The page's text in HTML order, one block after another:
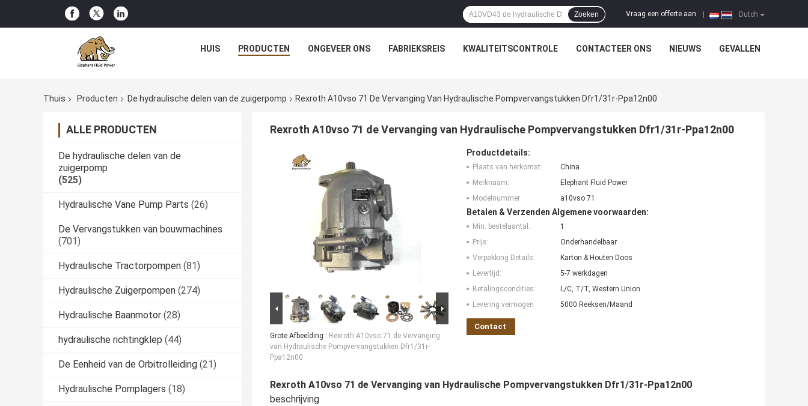
Dutch
Vraag een offerte aan
Zoeken
HUIS PRODUCTEN ONGEVEER ONS FABRIEKSREIS KWALITEITSCONTROLE CONTACTEER ONS NIEUWS GEVALLEN
Thuis Producten De hydraulische delen van de zuigerpomp Rexroth A10vso 71 De Vervanging Van Hydraulische Pompvervangstukken Dfr1/31r-Ppa12n00
ALLE PRODUCTEN
De hydraulische delen van de
zuigerpomp
(525)
Hydraulische Vane Pump Parts (26)
De Vervangstukken van bouwmachines
(701)
Hydraulische Tractorpompen (81)
Hydraulische Zuigerpompen (274)
Hydraulische Baanmotor (28)
hydraulische richtingklep (44)
De Eenheid van de Orbitrolleiding (21)
Hydraulische Pomplagers (18)
Rexroth A10vso 71 de Vervanging van Hydraulische Pompvervangstukken Dfr1/31r-Ppa12n00
Grote Afbeelding : Rexroth A10vso 71 de Vervanging
van Hydraulische Pompvervangstukken Dfr1/31r-
Ppa12n00
Productdetails:
Plaats van herkomst:
China
Merknaam:
Elephant Fluid Power
Modelnummer:
a10vso 71
Betalen & Verzenden Algemene voorwaarden:
Min. bestelaantal:
1
Prijs:
Onderhandelbaar
Verpakking Details:
Karton & Houten Doos
Levertijd:
5-7 werkdagen
Betalingscondities:
L/C, T/T, Western Union
Levering vermogen:
5000 Reeksen/Maand
Contact
Rexroth A10vso 71 de Vervanging van Hydraulische Pompvervangstukken Dfr1/31r-Ppa12n00
beschrijving